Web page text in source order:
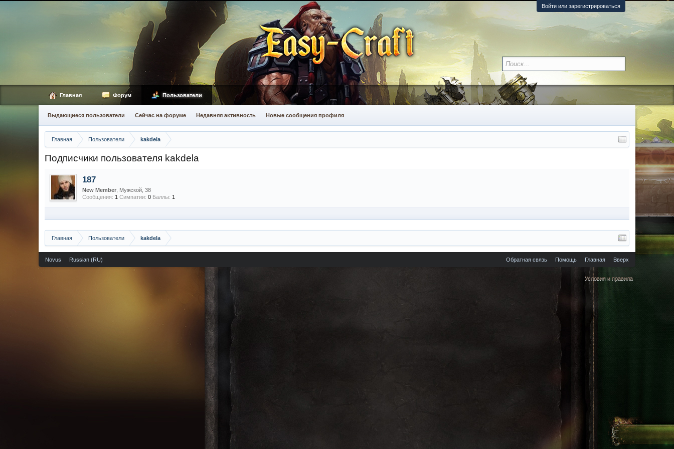
Войти или зарегистрироваться
Главная Пользователи kakdela
Подписчики пользователя kakdela
187
New Member , Мужской, 38
Сообщения: 1 Симпатии: 0 Баллы: 1
Главная Пользователи kakdela
Главная Форум Пользователи
Выдающиеся пользователи Сейчас на форуме Недавняя активность Новые сообщения профиля
Novus Russian (RU) Обратная связь Помощь Главная Вверх
Условия и правила